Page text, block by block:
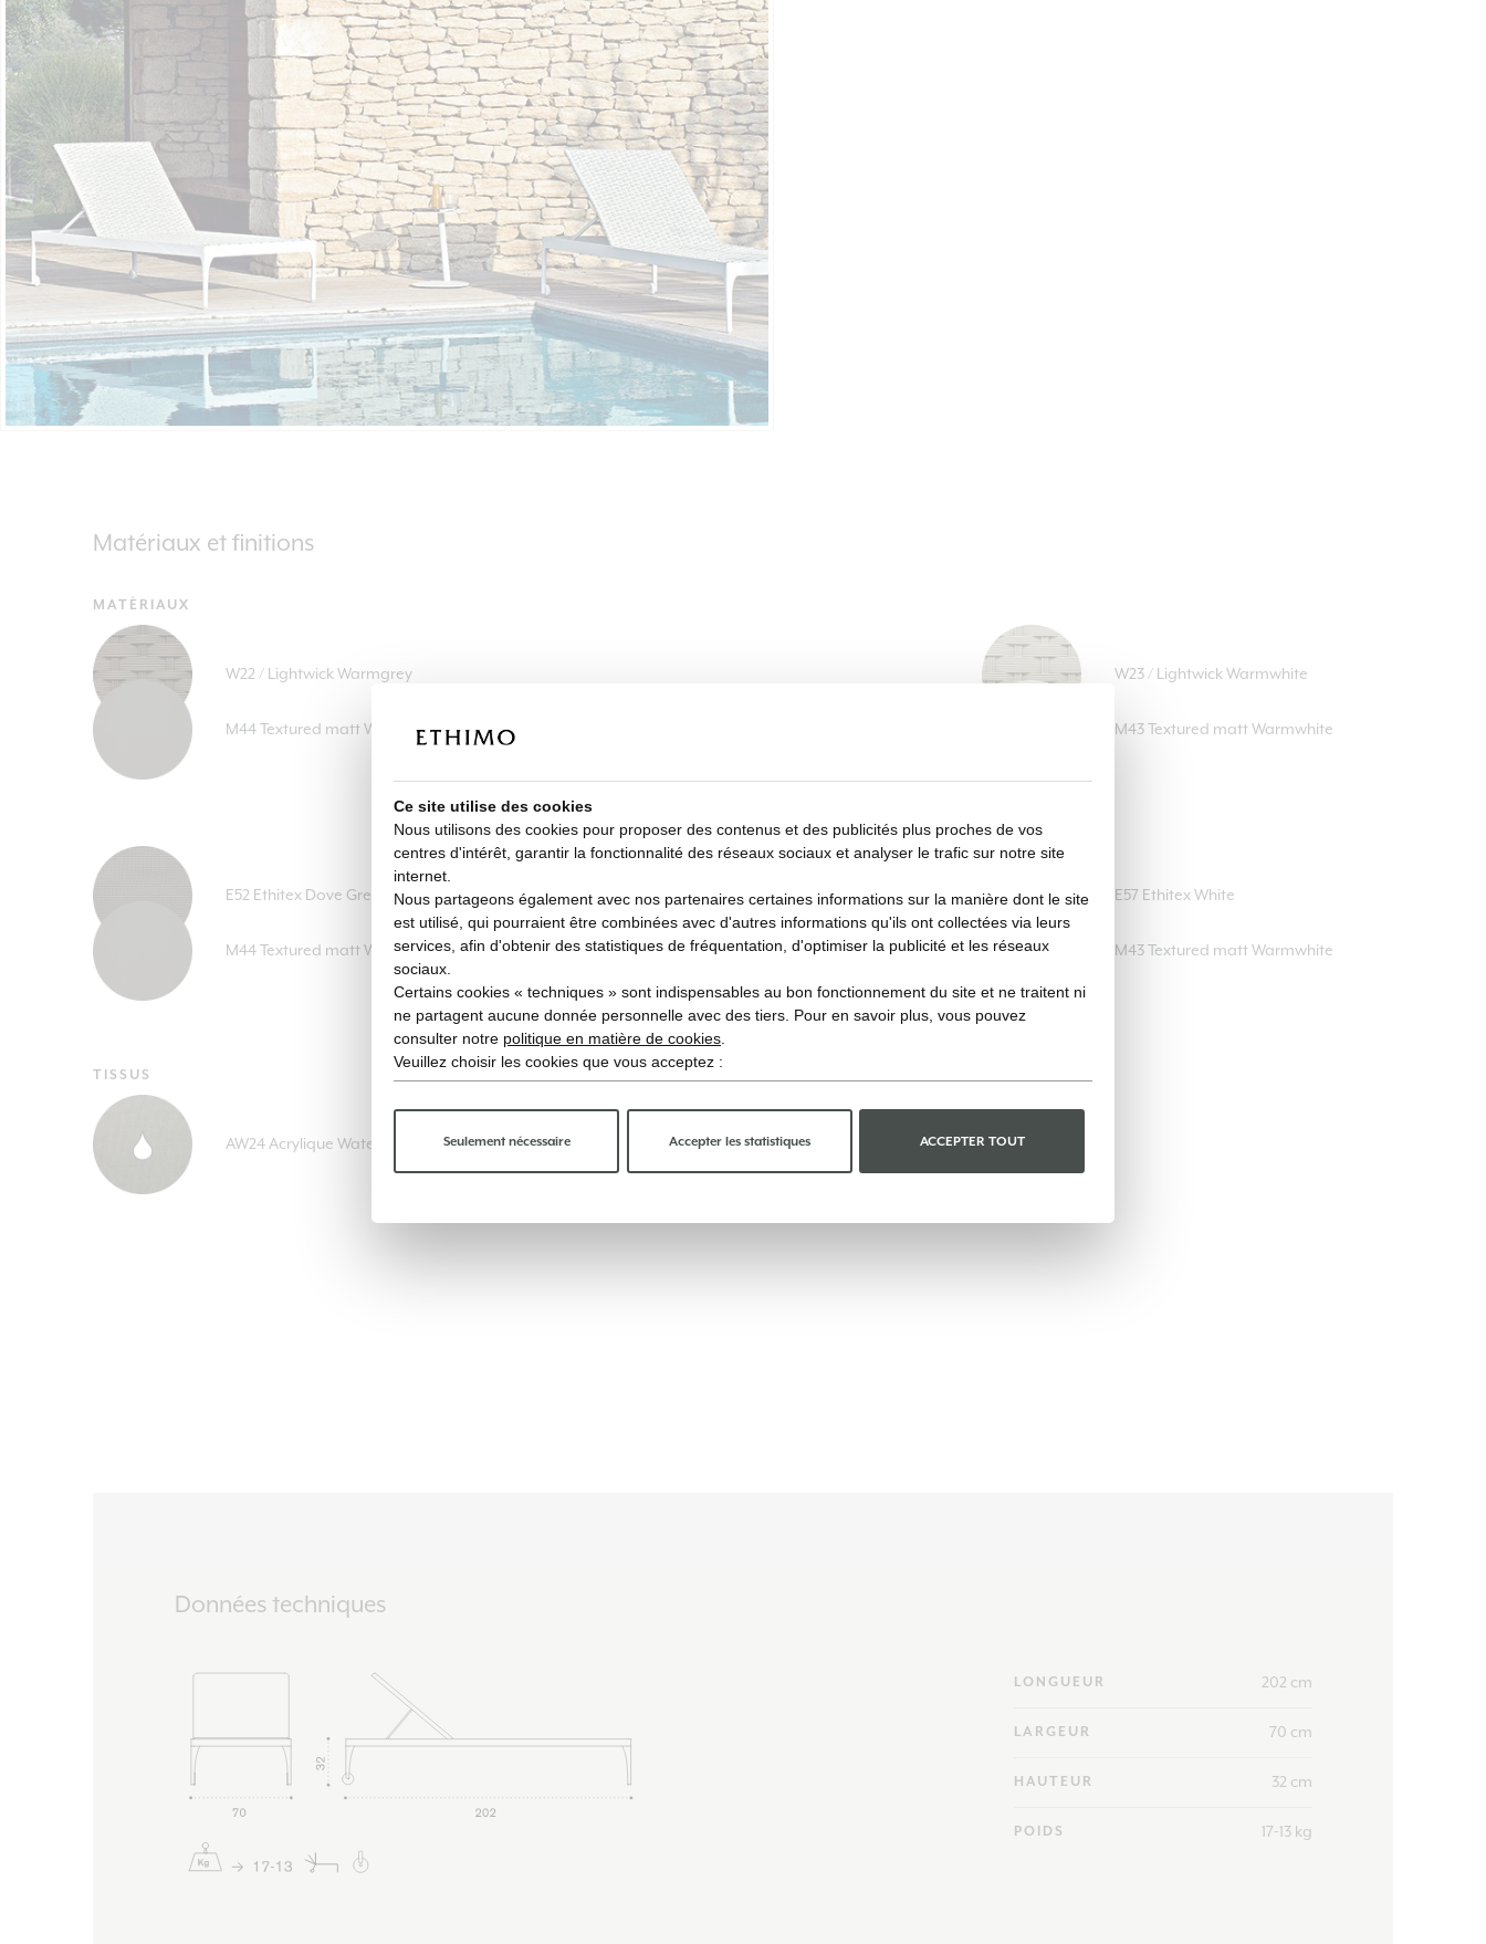
Matériaux et finitions
MATÈRIAUX
W22 / Lightwick Warmgrey
M44 Textured matt Warmgrey
W23 / Lightwick Warmwhite
M43 Textured matt Warmwhite
E52 Ethitex Dove Grey
M44 Textured matt Warmgrey
E57 Ethitex White
M43 Textured matt Warmwhite
TISSUS
AW24 Acrylique Waterproof Gris AW25 Acrylique Nature White
Données techniques
LONGUEUR 202 cm
LARGEUR 70 cm
HAUTEUR 32 cm
POIDS 17-13 kg
Ce site utilise des cookies
Nous utilisons des cookies pour proposer des contenus et des publicités plus proches de vos
centres d'intérêt, garantir la fonctionnalité des réseaux sociaux et analyser le trafic sur notre site
internet.
Nous partageons également avec nos partenaires certaines informations sur la manière dont le site
est utilisé, qui pourraient être combinées avec d'autres informations qu'ils ont collectées via leurs
services, afin d'obtenir des statistiques de fréquentation, d'optimiser la publicité et les réseaux
sociaux.
Certains cookies « techniques » sont indispensables au bon fonctionnement du site et ne traitent ni
ne partagent aucune donnée personnelle avec des tiers. Pour en savoir plus, vous pouvez
consulter notre politique en matière de cookies.
Veuillez choisir les cookies que vous acceptez :
Seulement nécessaire Accepter les statistiques ACCEPTER TOUT